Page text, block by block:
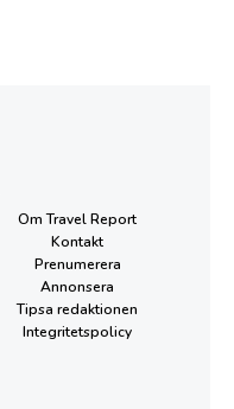
Om Travel Report
Kontakt
Prenumerera
Annonsera
Tipsa redaktionen
Integritetspolicy